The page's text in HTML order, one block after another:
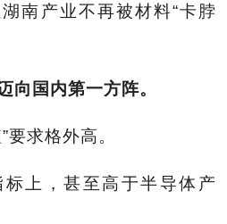
南产业不再被材料“卡脖
向国内第一方阵。
要求格外高。
上，甚至高于半导体产